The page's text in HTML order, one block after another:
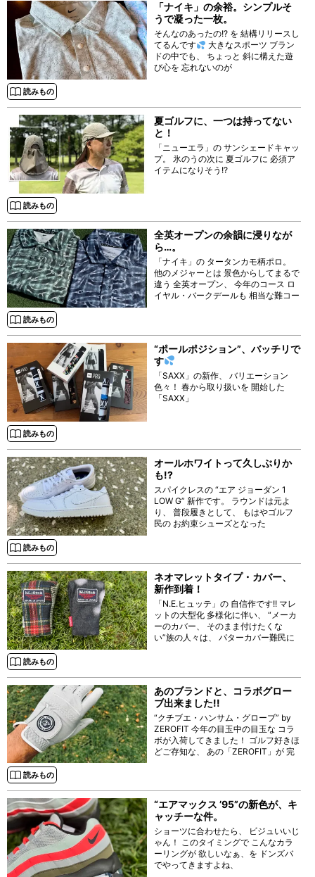
読みもの
「ナイキ」の余裕。シンプルそ
うで凝った一枚。
そんなのあったの!? を 結構リリースし
てるんです
大きなスポーツ ブラン
ドの中でも、 ちょっと 斜に構えた遊
び心を 忘れないのが
読みもの
夏ゴルフに、一つは持ってない
と！
「ニューエラ」の サンシェードキャッ
プ。 氷のうの次に 夏ゴルフに 必須ア
イテムになりそう!?
読みもの
全英オープンの余韻に浸りなが
ら…。
「ナイキ」の タータンカモ柄ポロ。
他のメジャーとは 景色からしてまるで
違う 全英オープン、 今年のコース ロ
イヤル・バークデールも 相当な難コー
読みもの
“ポールポジション”、バッチリで
す
「SAXX」の新作、 バリエーション
色々！ 春から取り扱いを 開始した
「SAXX」
読みもの
オールホワイトって久しぶりか
も!?
スパイクレスの “エア ジョーダン 1
LOW G” 新作です。 ラウンドは元よ
り、 普段履きとして、 もはやゴルフ
民の お約束シューズとなった
読みもの
ネオマレットタイプ・カバー、
新作到着！
「N.E.ヒュッテ」の 自信作です!! マレ
ットの大型化 多様化に伴い、 “メーカ
ーのカバー、 そのまま付けたくな
い”族の人々は、 パターカバー難民に
読みもの
あのブランドと、コラボグロー
ブ出来ました!!
“クチブエ・ハンサム・グローブ” by
ZEROFIT 今年の目玉中の目玉な コラ
ボが入荷してきました！ ゴルフ好きほ
どご存知な、 あの「ZEROFIT」が 完
“エアマックス ’95”の新色が、キ
ャッチーな件。
ショーツに合わせたら、 ビジュいいじ
ゃん！ このタイミングで こんなカラ
ーリングが 欲しいなぁ、を ドンズバ
でやってきますよね、